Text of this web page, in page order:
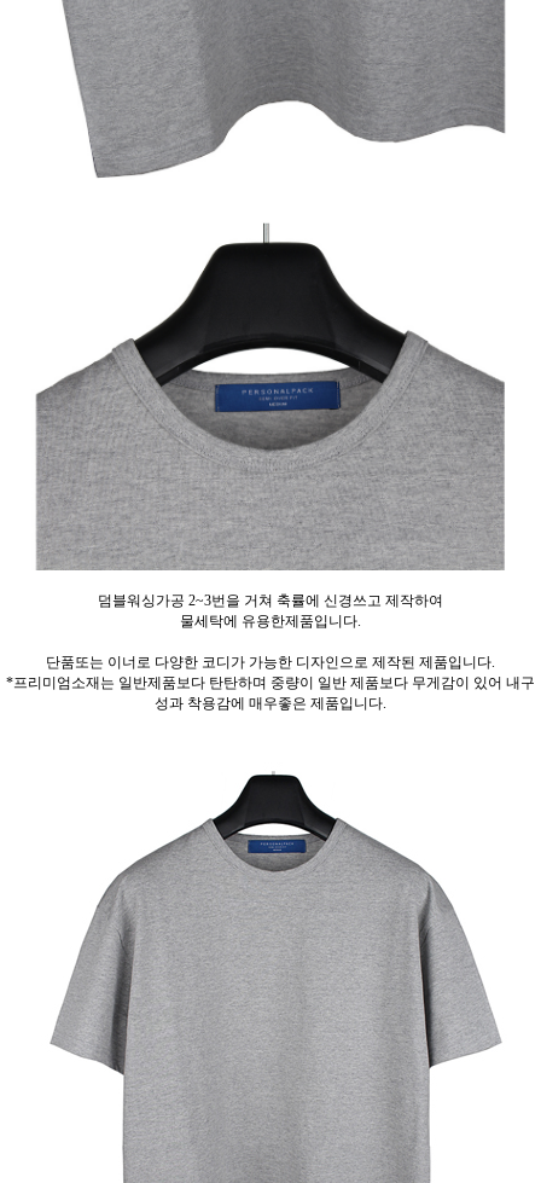
덤블워싱가공 2~3번을 거쳐 축률에 신경쓰고 제작하여
물세탁에 유용한제품입니다.
단품또는 이너로 다양한 코디가 가능한 디자인으로 제작된 제품입니다.
*프리미엄소재는 일반제품보다 탄탄하며 중량이 일반 제품보다 무게감이 있어 내구
성과 착용감에 매우좋은 제품입니다.